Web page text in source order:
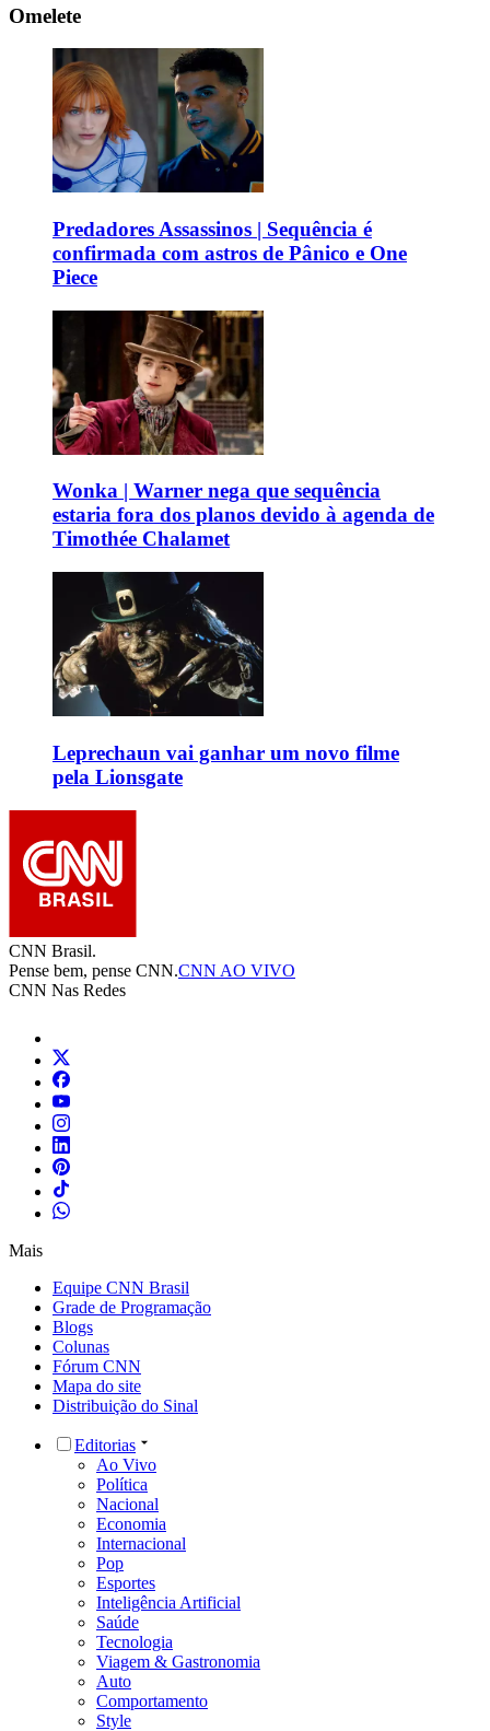
Omelete
Predadores Assassinos | Sequência é
confirmada com astros de Pânico e One
Piece
Wonka | Warner nega que sequência
estaria fora dos planos devido à agenda de
Timothée Chalamet
Leprechaun vai ganhar um novo filme
pela Lionsgate
CNN Brasil.
Pense bem, pense CNN.CNN AO VIVO
CNN Nas Redes
Mais
Equipe CNN Brasil
Grade de Programação
Blogs
Colunas
Fórum CNN
Mapa do site
Distribuição do Sinal
Editorias
Ao Vivo
Política
Nacional
Economia
Internacional
Pop
Esportes
Inteligência Artificial
Saúde
Tecnologia
Viagem & Gastronomia
Auto
Comportamento
Style